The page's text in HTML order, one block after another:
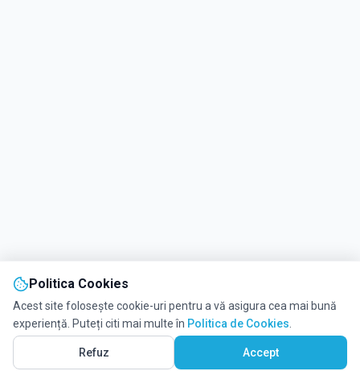
Politica Cookies
Acest site folosește cookie-uri pentru a vă asigura cea mai bună
experiență. Puteți citi mai multe în Politica de Cookies
Refuz Accept